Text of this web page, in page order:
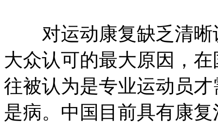
对运动康复缺乏清晰
大众认可的最大原因，
往被认为是专业运动员
是病。中国目前具有康